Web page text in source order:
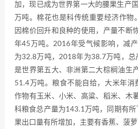
加，现已成为世界第一大的腰果生产
万吨。棉花也是科传统重要经济作物
因棉价回升和良种的使用，产量不断
年45万吨。2016年受气候影响，减
为32.8万吨，2018年为38.7万吨，总
是世界第五大、非洲第二大棕榈油生
51.4万吨。粮食不能自给，大米年消
作物有玉米、小米、高粱、稻米、木
科粮食总产量为143.1万吨，同期有
果出口量有所增加，主要有香蕉、菠萝